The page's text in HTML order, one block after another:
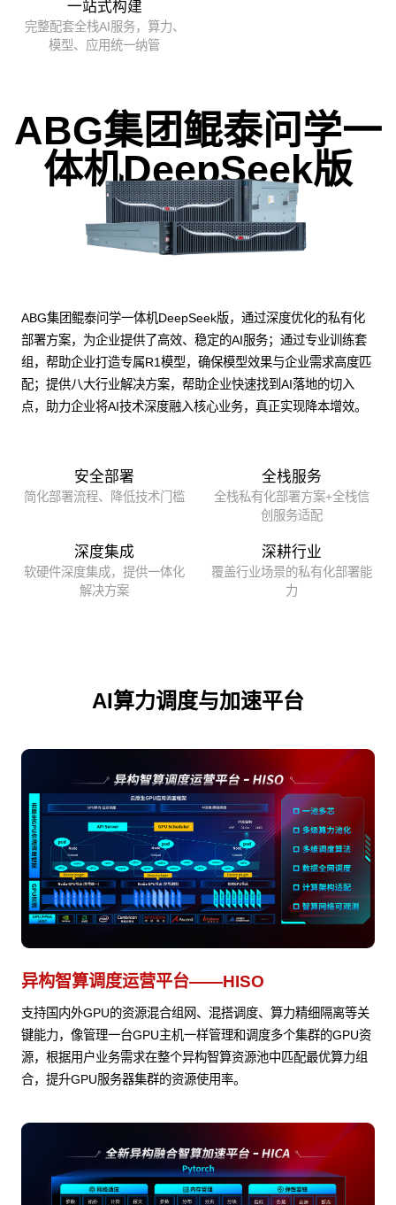
一站式构建
完整配套全栈AI服务，算力、
模型、应用统一纳管
ABG集团鲲泰问学一
体机DeepSeek版
ABG集团鲲泰问学一体机DeepSeek版，通过深度优化的私有化
部署方案，为企业提供了高效、稳定的AI服务；通过专业训练套
组，帮助企业打造专属R1模型，确保模型效果与企业需求高度匹
配；提供八大行业解决方案，帮助企业快速找到AI落地的切入
点，助力企业将AI技术深度融入核心业务，真正实现降本增效。
安全部署
简化部署流程、降低技术门槛
全栈服务
全栈私有化部署方案+全栈信
创服务适配
深度集成
软硬件深度集成，提供一体化
解决方案
深耕行业
覆盖行业场景的私有化部署能
力
AI算力调度与加速平台
异构智算调度运营平台——HISO
支持国内外GPU的资源混合组网、混搭调度、算力精细隔离等关
键能力，像管理一台GPU主机一样管理和调度多个集群的GPU资
源，根据用户业务需求在整个异构智算资源池中匹配最优算力组
合，提升GPU服务器集群的资源使用率。